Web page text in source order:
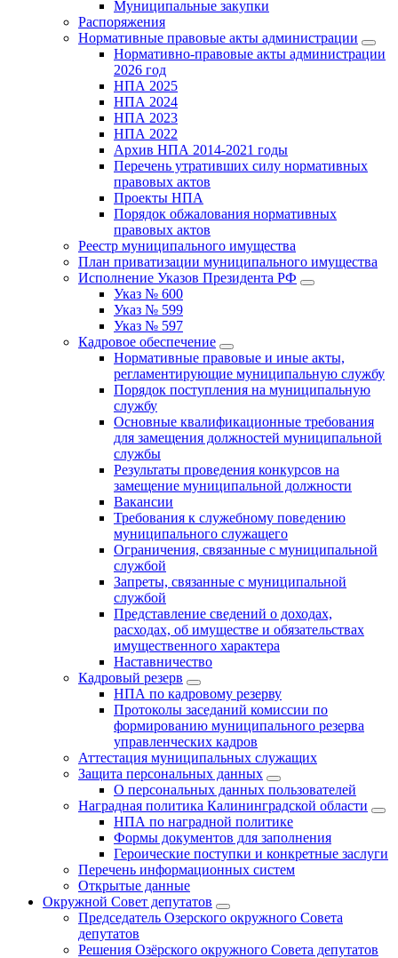
Муниципальные закупки
Распоряжения
Нормативные правовые акты администрации
Нормативно-правовые акты администрации
2026 год
НПА 2025
НПА 2024
НПА 2023
НПА 2022
Архив НПА 2014-2021 годы
Перечень утративших силу нормативных
правовых актов
Проекты НПА
Порядок обжалования нормативных
правовых актов
Реестр муниципального имущества
План приватизации муниципального имущества
Исполнение Указов Президента РФ
Указ № 600
Указ № 599
Указ № 597
Кадровое обеспечение
Нормативные правовые и иные акты,
регламентирующие муниципальную службу
Порядок поступления на муниципальную
службу
Основные квалификационные требования
для замещения должностей муниципальной
службы
Результаты проведения конкурсов на
замещение муниципальной должности
Вакансии
Требования к служебному поведению
муниципального служащего
Ограничения, связанные с муниципальной
службой
Запреты, связанные с муниципальной
службой
Представление сведений о доходах,
расходах, об имуществе и обязательствах
имущественного характера
Наставничество
Кадровый резерв
НПА по кадровому резерву
Протоколы заседаний комиссии по
формированию муниципального резерва
управленческих кадров
Аттестация муниципальных служащих
Защита персональных данных
О персональных данных пользователей
Наградная политика Калининградской области
НПА по наградной политике
Формы документов для заполнения
Героические поступки и конкретные заслуги
Перечень информационных систем
Открытые данные
Окружной Совет депутатов
Председатель Озерского окружного Совета
депутатов
Решения Озёрского окружного Совета депутатов